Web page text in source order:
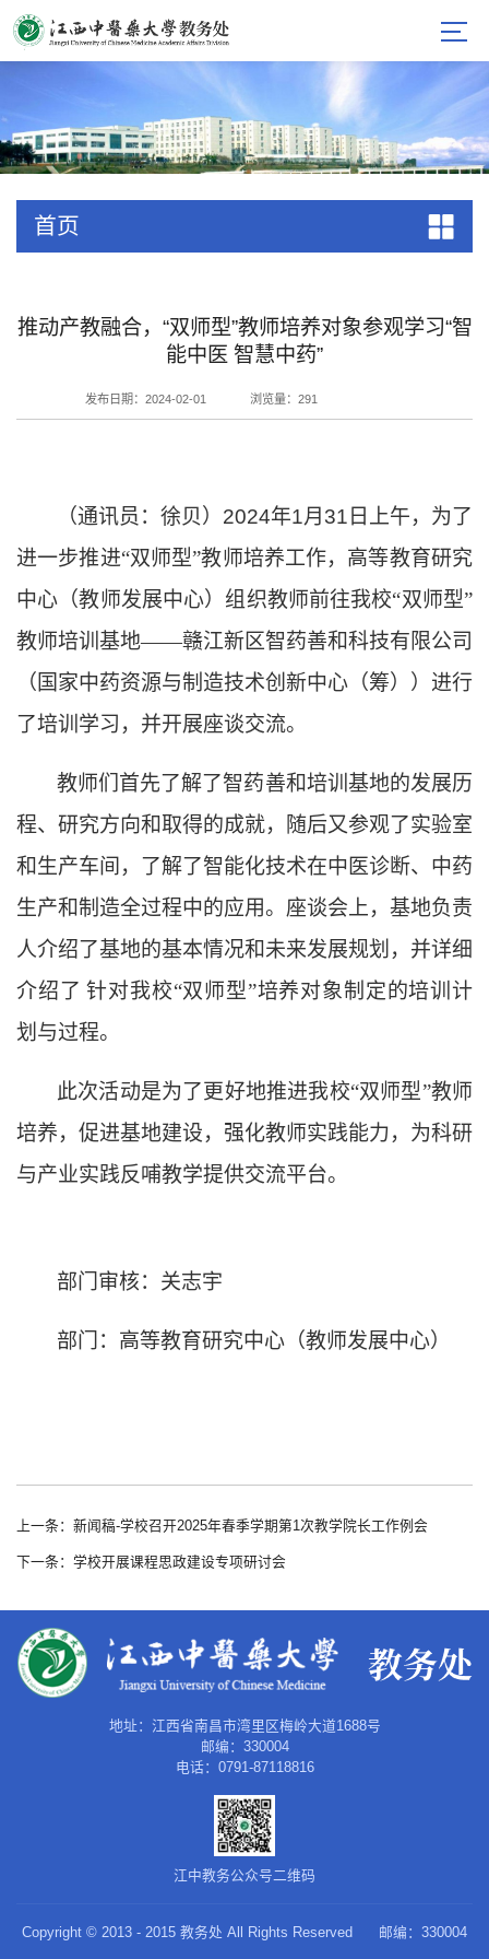
首页
推动产教融合，“双师型”教师培养对象参观学习“智
能中医 智慧中药”
发布日期：2024-02-01 浏览量： 291
（通讯员：徐贝） 2024年1月 31 日上午，为了
进一步推进“双师型”教师培养工作，高等教育研究
中心（教师发展中心）组织教师前往我校“双师型”
教师培训基地——赣江新区智药善和科技有限公司
（国家中药资源与制造技术创新中心（筹））进行
了培训学习，并开展座谈交流。
教师们首先了解了智药善和培训基地的发展历
程、研究方向和取得的成就，随后又参观了实验室
和生产车间，了解了智能化技术在中医诊断、中药
生产和制造全过程中的应用。座谈会上，基地负责
人介绍了基地的基本情况和未来发展规划，并详细
介绍了 针对我校“双师型”培养对象制定的培训计
划与过程。
此次活动是为了更好地推进我校“双师型”教师
培养，促进基地建设，强化教师实践能力，为科研
与产业实践反哺教学提供交流平台。
部门审核：关志宇
部门：高等教育研究中心（教师发展中心）
上一条：新闻稿-学校召开2025年春季学期第1次教学院长工作例会
下一条：学校开展课程思政建设专项研讨会
地址：江西省南昌市湾里区梅岭大道1688号
邮编：330004
电话：0791-87118816
江中教务公众号二维码
Copyright © 2013 - 2015 教务处 All Rights Reserved 邮编：330004